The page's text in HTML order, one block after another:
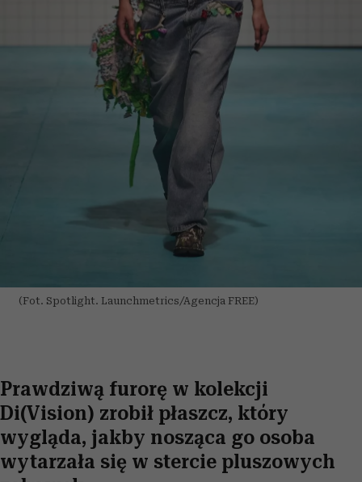
(Fot. Spotlight. Launchmetrics/Agencja FREE)
Prawdziwą furorę w kolekcji
Di(Vision) zrobił płaszcz, który
wygląda, jakby nosząca go osoba
wytarzała się w stercie pluszowych